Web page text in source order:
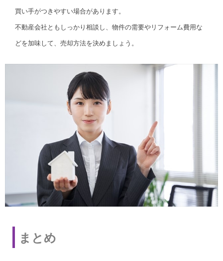
買い手がつきやすい場合があります。
不動産会社ともしっかり相談し、物件の需要やリフォーム費用な
どを加味して、売却方法を決めましょう。
まとめ